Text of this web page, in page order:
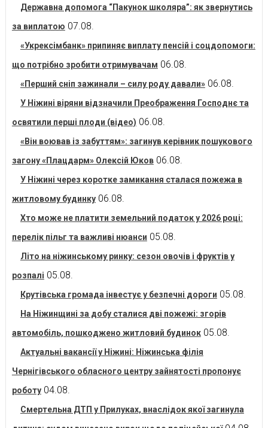
Державна допомога “Пакунок школяра”: як звернутись
за виплатою 07.08.
«Укрексімбанк» припиняє виплату пенсій і соцдопомоги:
що потрібно зробити отримувачам 06.08.
«Перший сніп зажинали – силу роду давали» 06.08.
У Ніжині віряни відзначили Преображення Господнє та
освятили перші плоди (відео) 06.08.
«Він воював із забуттям»: загинув керівник пошукового
загону «Плацдарм» Олексій Юков 06.08.
У Ніжині через коротке замикання сталася пожежа в
житловому будинку 06.08.
Хто може не платити земельний податок у 2026 році:
перелік пільг та важливі нюанси 05.08.
Літо на ніжинському ринку: сезон овочів і фруктів у
розпалі 05.08.
Крутівська громада інвестує у безпечні дороги 05.08.
На Ніжинщині за добу сталися дві пожежі: згорів
автомобіль, пошкоджено житловий будинок 05.08.
Актуальні вакансії у Ніжині: Ніжинська філія
Чернігівського обласного центру зайнятості пропонує
роботу 04.08.
Смертельна ДТП у Прилуках, внаслідок якої загинула